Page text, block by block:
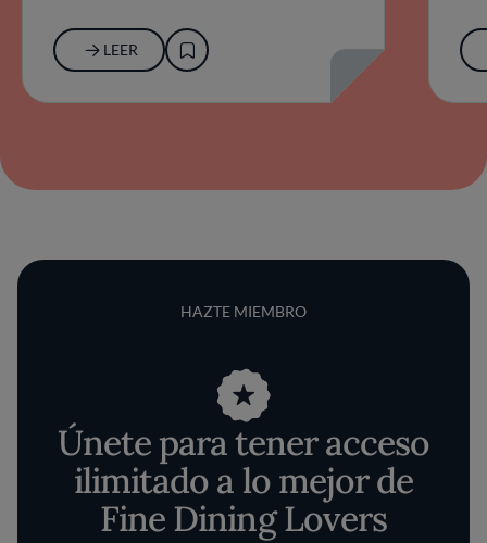
LEER
HAZTE MIEMBRO
Únete para tener acceso
ilimitado a lo mejor de
Fine Dining Lovers